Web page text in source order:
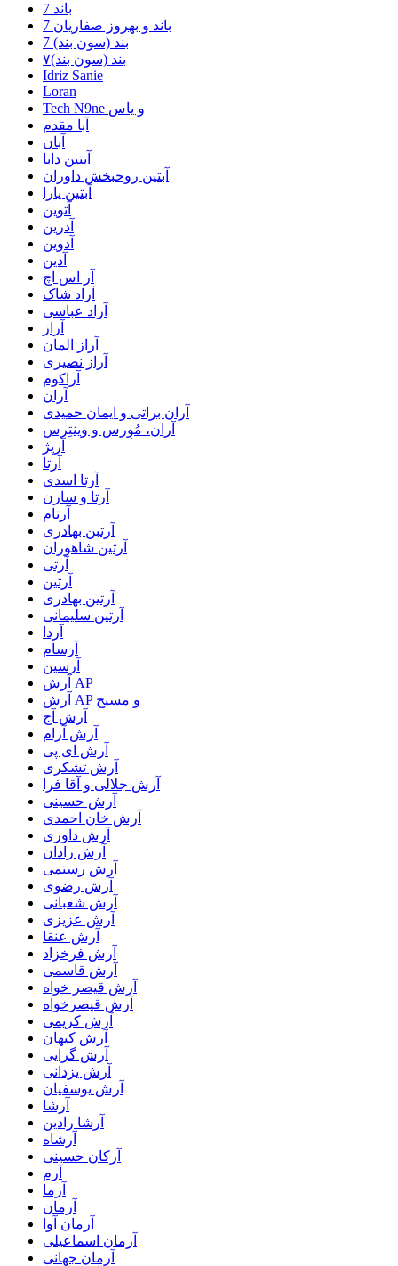
7 باند
7 باند و بهروز صفاریان
7 بند (سون بند)
۷بند (سون بند)
Idriz Sanie
Loran
Tech N9ne و یاس
آبا مقدم
آبان
آبتین دابا
آبتین روحبخش داوران
آبتین یارا
آتوین
آدرین
آدوین
آدین
آر اس اچ
آراد شاک
آراد عباسی
آراز
آراز المان
آراز نصیری
آراکوم
آران
آران براتی و ایمان حمیدی
آران، مُوِرس و وینتِرس
آرپژ
آرتا
آرتا اسدی
آرتا و سارن
آرتام
آرتبن بهادری
آرتين شاهوران
آرتی
آرتین
آرتین بهادری
آرتین سلیمانی
آردا
آرسام
آرسین
آرش AP
آرش AP و مسیح
آرش آج
آرش آرام
آرش ای پی
آرش تشکری
آرش جلالی و آقا فرا
آرش حسینی
آرش خان احمدی
آرش داوری
آرش رادان
آرش رستمى
آرش رضوی
آرش شعبانی
آرش عزیزی
آرش عنقا
آرش فرخزاد
آرش قاسمی
آرش قیصر خواه
آرش قیصرخواه
آرش کریمی
آرش کیهان
آرش گرایی
آرش یزدانی
آرش یوسفیان
آرشا
آرشا رادین
آرشاه
آرکان حسینی
آرم
آرما
آرمان
آرمان آوا
آرمان اسماعیلی
آرمان جهانی